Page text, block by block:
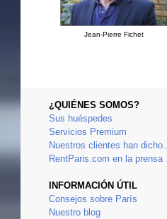
Jean-Pierre Fichet
¿QUIÉNES SOMOS?
Sus huéspedes
Servicios Premium
Nuestros clientes han dicho...
RentParis.com en la prensa
INFORMACIÓN ÚTIL
Consejos sobre París
Nuestro blog